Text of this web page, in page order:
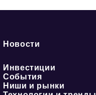
Новости
Инвестиции
События
Ниши и рынки